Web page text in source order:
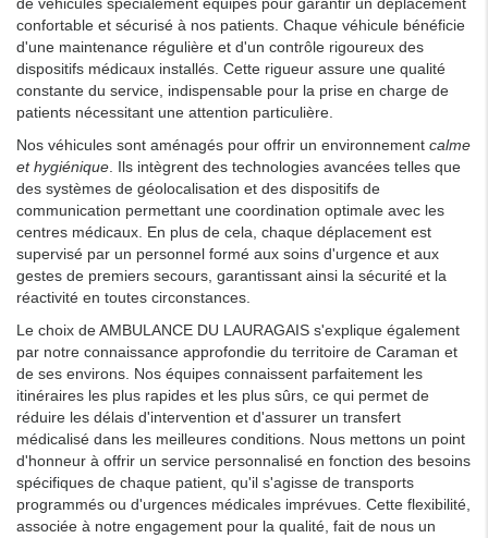
confortable et sécurisé à nos patients. Chaque véhicule bénéficie
d'une maintenance régulière et d'un contrôle rigoureux des
dispositifs médicaux installés. Cette rigueur assure une qualité
constante du service, indispensable pour la prise en charge de
patients nécessitant une attention particulière.
Nos véhicules sont aménagés pour offrir un environnement calme
et hygiénique . Ils intègrent des technologies avancées telles que
des systèmes de géolocalisation et des dispositifs de
communication permettant une coordination optimale avec les
centres médicaux. En plus de cela, chaque déplacement est
supervisé par un personnel formé aux soins d'urgence et aux
gestes de premiers secours, garantissant ainsi la sécurité et la
réactivité en toutes circonstances.
Le choix de AMBULANCE DU LAURAGAIS s'explique également
par notre connaissance approfondie du territoire de Caraman et
de ses environs. Nos équipes connaissent parfaitement les
itinéraires les plus rapides et les plus sûrs, ce qui permet de
réduire les délais d'intervention et d'assurer un transfert
médicalisé dans les meilleures conditions. Nous mettons un point
d'honneur à offrir un service personnalisé en fonction des besoins
spécifiques de chaque patient, qu'il s'agisse de transports
programmés ou d'urgences médicales imprévues. Cette flexibilité,
associée à notre engagement pour la qualité, fait de nous un